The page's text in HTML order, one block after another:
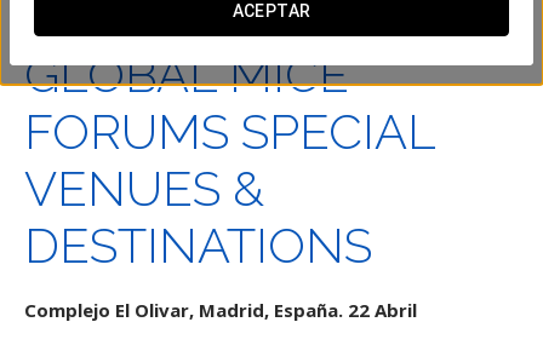
ACEPTAR
GLOBAL MICE
FORUMS SPECIAL
VENUES &
DESTINATIONS
Complejo El Olivar, Madrid, España. 22 Abril